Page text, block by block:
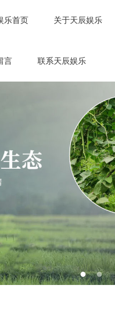
乐首页 关于天辰娱乐
言 联系天辰娱乐